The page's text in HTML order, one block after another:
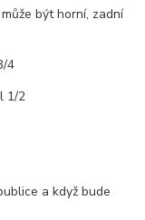
být horní, zadní
4
1/2
a když bude